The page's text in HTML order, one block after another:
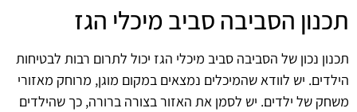
תכנון הסביבה סביב מיכלי הגז
תכנון נכון של הסביבה סביב מיכלי הגז יכול לתרום רבות לבטיחות
הילדים. יש לוודא שהמיכלים נמצאים במקום מוגן, מרוחק מאזורי
משחק של ילדים. יש לסמן את האזור בצורה ברורה, כך שהילדים